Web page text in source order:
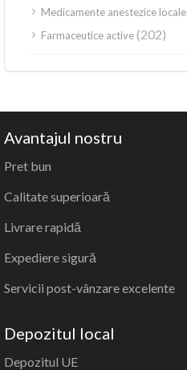
Medicamente anestezice locale
Farmaceutice active(202)
Avantajul nostru
Pret bun
Calitate superioară
Livrare rapidă
Expediere sigură
Servicii post-vânzare excelente
Depozitul local
Depozitul UE